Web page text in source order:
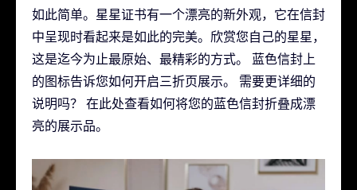
如此简单。星星证书有一个漂亮的新外观，它在信封
中呈现时看起来是如此的完美。欣赏您自己的星星，
这是迄今为止最原始、最精彩的方式。 蓝色信封上
的图标告诉您如何开启三折页展示。 需要更详细的
说明吗？ 在此处查看如何将您的蓝色信封折叠成漂
亮的展示品。